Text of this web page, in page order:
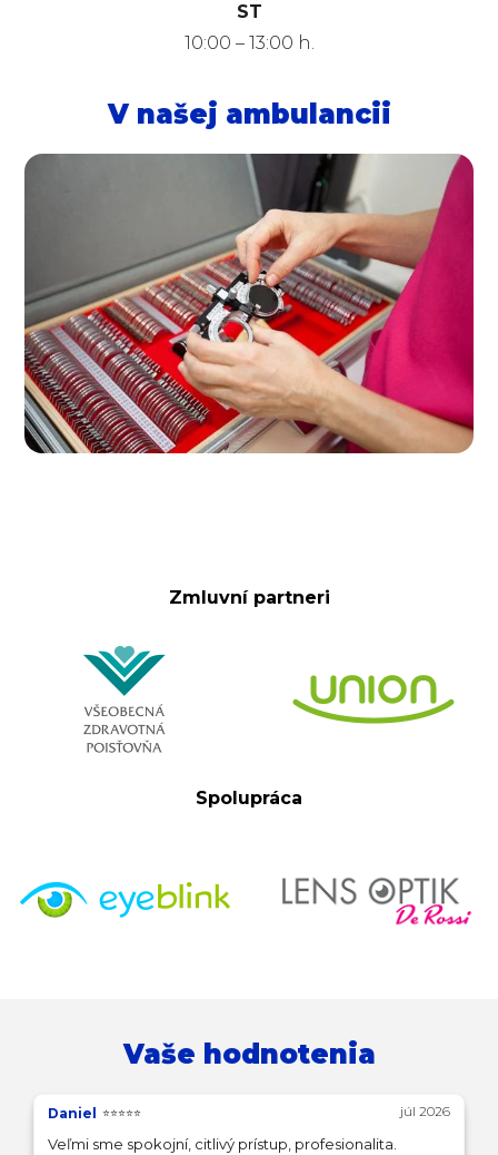
ST
10:00 – 13:00 h.
V našej ambulancii
Zmluvní partneri
Spolupráca
Vaše hodnotenia
Daniel ⭐⭐⭐⭐⭐ júl 2026
Veľmi sme spokojní, citlivý prístup, profesionalita.